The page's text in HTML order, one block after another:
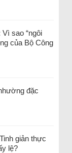
sao “ngôi
của Bộ Công
đặc
giản thực
lệ?